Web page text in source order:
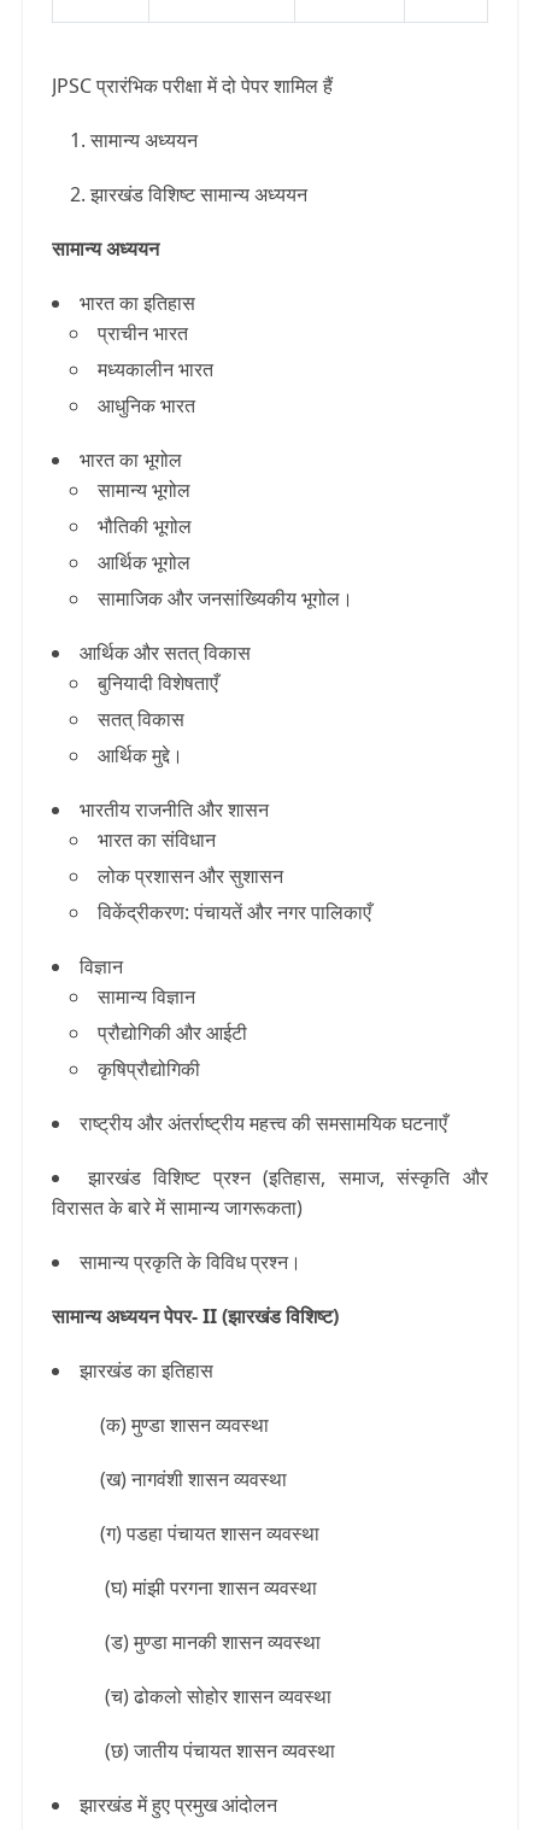
JPSC प्रारंभिक परीक्षा में दो पेपर शामिल हैं
सामान्य अध्ययन
झारखंड विशिष्ट सामान्य अध्ययन
सामान्य अध्ययन
भारत का इतिहास
प्राचीन भारत
मध्यकालीन भारत
आधुनिक भारत
भारत का भूगोल
सामान्य भूगोल
भौतिकी भूगोल
आर्थिक भूगोल
सामाजिक और जनसांख्यिकीय भूगोल।
आर्थिक और सतत् विकास
बुनियादी विशेषताएँ
सतत् विकास
आर्थिक मुद्दे।
भारतीय राजनीति और शासन
भारत का संविधान
लोक प्रशासन और सुशासन
विकेंद्रीकरण: पंचायतें और नगर पालिकाएँ
विज्ञान
सामान्य विज्ञान
प्रौद्योगिकी और आईटी
कृषिप्रौद्योगिकी
राष्ट्रीय और अंतर्राष्ट्रीय महत्त्व की समसामयिक घटनाएँ
झारखंड विशिष्ट प्रश्न (इतिहास, समाज, संस्कृति और
विरासत के बारे में सामान्य जागरूकता)
सामान्य प्रकृति के विविध प्रश्न।
सामान्य अध्ययन पेपर- II (झारखंड विशिष्ट)
झारखंड का इतिहास
(क) मुण्डा शासन व्यवस्था
(ख) नागवंशी शासन व्यवस्था
(ग) पडहा पंचायत शासन व्यवस्था
(घ) मांझी परगना शासन व्यवस्था
(ड) मुण्डा मानकी शासन व्यवस्था
(च) ढोकलो सोहोर शासन व्यवस्था
(छ) जातीय पंचायत शासन व्यवस्था
झारखंड में हुए प्रमुख आंदोलन